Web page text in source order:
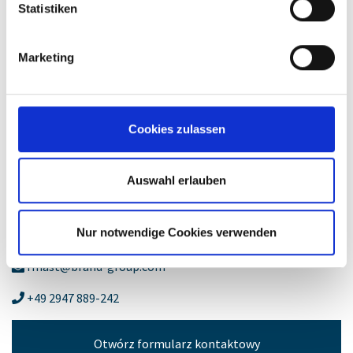
Statistiken
Marketing
Cookies zulassen
Auswahl erlauben
Nur notwendige Cookies verwenden
Rozwiązania sprężynowe do bram garażowych
bezpośrednio lub wysłać do nas e-mail za pomocą
formularza kontaktowego.
Ralf Mast
Kluczowi klienci
rmast@brand-group.com
+49 2947 889-242
Otwórz formularz kontaktowy